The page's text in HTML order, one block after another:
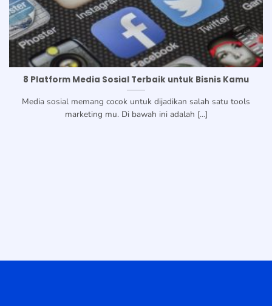
8 Platform Media Sosial Terbaik untuk Bisnis Kamu
Media sosial memang cocok untuk dijadikan salah satu tools
marketing mu. Di bawah ini adalah [...]